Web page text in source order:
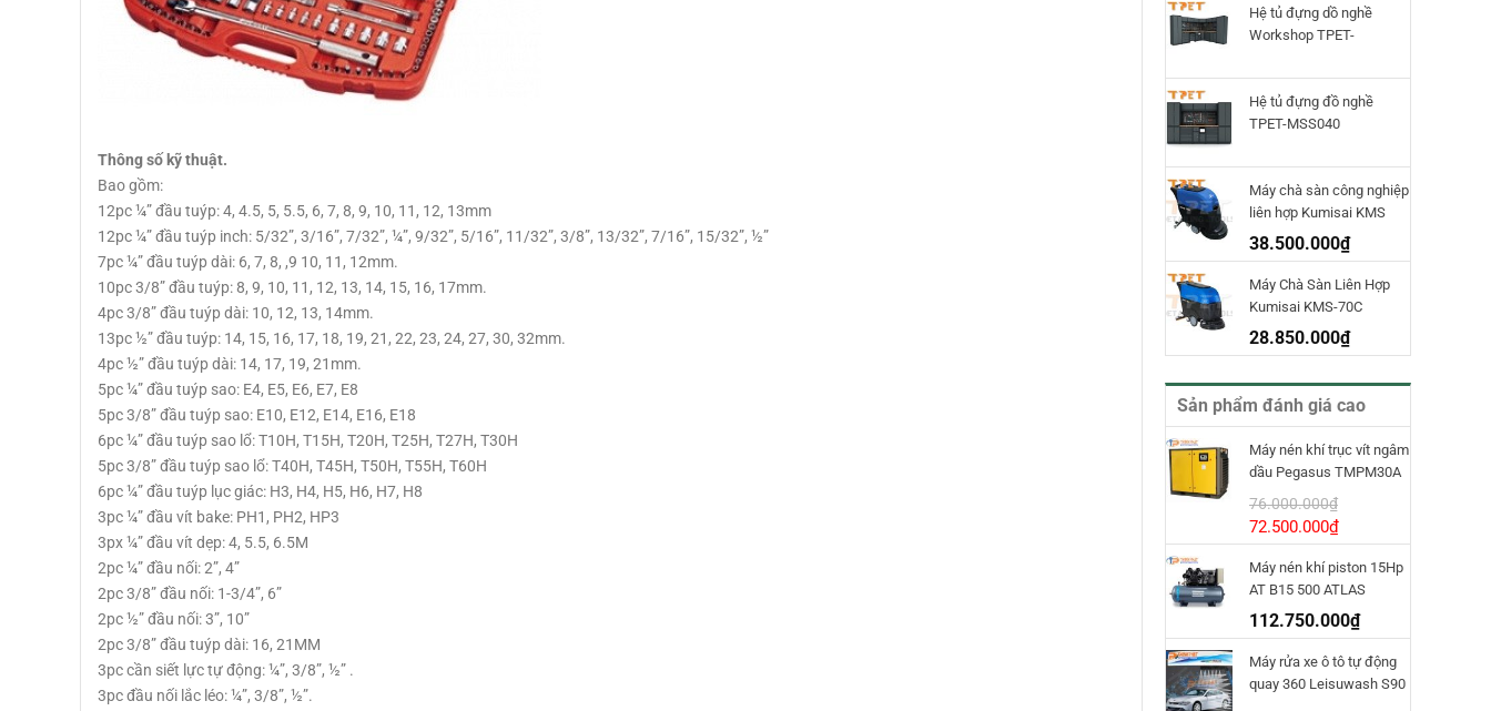
Hệ tủ đựng dồ nghề
Workshop TPET-
Hệ tủ đựng đồ nghề
TPET-MSS040
Máy chà sàn công nghiệp
liên hợp Kumisai KMS
70D
38.500.000₫
Máy Chà Sàn Liên Hợp
Kumisai KMS-70C
28.850.000₫
Sản phẩm đánh giá cao
Máy nén khí trục vít ngâm
dầu Pegasus TMPM30A
INVT
76.000.000₫
Giá
gốc
là:
76.000.000₫.
72.500.000₫Giá
hiện
tại
là:
72.500.000₫.
Máy nén khí piston 15Hp
AT B15 500 ATLAS
COPCO
112.750.000₫
Máy rửa xe ô tô tự động
quay 360 Leisuwash S90
Thông số kỹ thuật.
Bao gồm:
12pc ¼” đầu tuýp: 4, 4.5, 5, 5.5, 6, 7, 8, 9, 10, 11, 12, 13mm
12pc ¼” đầu tuýp inch: 5/32”, 3/16”, 7/32”, ¼”, 9/32”, 5/16”, 11/32”, 3/8”, 13/32”, 7/16”, 15/32”, ½”
7pc ¼” đầu tuýp dài: 6, 7, 8, ,9 10, 11, 12mm.
10pc 3/8” đầu tuýp: 8, 9, 10, 11, 12, 13, 14, 15, 16, 17mm.
4pc 3/8” đầu tuýp dài: 10, 12, 13, 14mm.
13pc ½” đầu tuýp: 14, 15, 16, 17, 18, 19, 21, 22, 23, 24, 27, 30, 32mm.
4pc ½” đầu tuýp dài: 14, 17, 19, 21mm.
5pc ¼” đầu tuýp sao: E4, E5, E6, E7, E8
5pc 3/8” đầu tuýp sao: E10, E12, E14, E16, E18
6pc ¼” đầu tuýp sao lổ: T10H, T15H, T20H, T25H, T27H, T30H
5pc 3/8” đầu tuýp sao lổ: T40H, T45H, T50H, T55H, T60H
6pc ¼” đầu tuýp lục giác: H3, H4, H5, H6, H7, H8
3pc ¼” đầu vít bake: PH1, PH2, HP3
3px ¼” đầu vít dẹp: 4, 5.5, 6.5M
2pc ¼” đầu nối: 2”, 4”
2pc 3/8” đầu nối: 1-3/4”, 6”
2pc ½” đầu nối: 3”, 10”
2pc 3/8” đầu tuýp dài: 16, 21MM
3pc cần siết lực tự động: ¼”, 3/8”, ½” .
3pc đầu nối lắc léo: ¼”, 3/8”, ½”.